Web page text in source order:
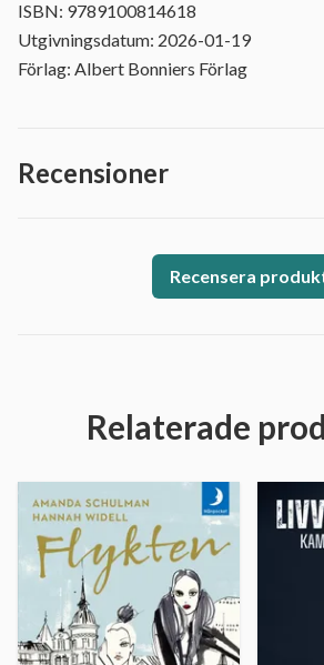
ISBN: 9789100814618
Utgivningsdatum: 2026-01-19
Förlag: Albert Bonniers Förlag
Recensioner
Recensera
Relaterade